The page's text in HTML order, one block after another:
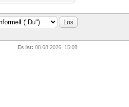
Es ist: 08.08.2026, 15:08